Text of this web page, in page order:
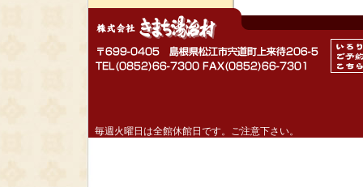
毎週火曜日は全館休館日です。ご注意下さい。